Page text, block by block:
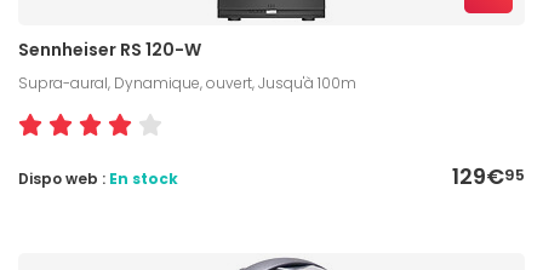
Sennheiser RS 120-W
Supra-aural, Dynamique, ouvert, Jusqu'à 100m
129€95
Dispo web : En stock